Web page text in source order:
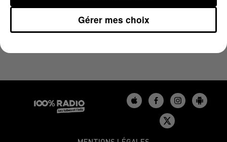
Gérer mes choix